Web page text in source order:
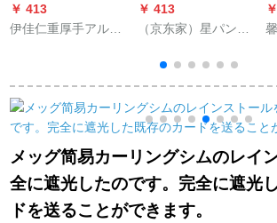
￥ 413
伊佳仁重厚手アルミ
ックトラックトラッ
クトラックトラック
トラックトラック白-
単线上载/一メル一枚
￥ 413
（京东家）星パンは
贴るカーターテを遮
光して羽音ネットの
红姫系寝室を设けま
す。カーターテンは
幅2*2.7枚でベルジェ
フ星を结び付けま
す。
メッグ简易カーリングシムのレイ
全に遮光したのです。完全に遮光
ドを送ることができます。